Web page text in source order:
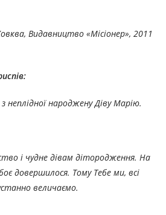
Видавництво «Місіонер», 2011
неплідної народжену Діву Марію.
і чудне дівам дітородження. На
довершилося. Тому Тебе ми, всі
величаємо.